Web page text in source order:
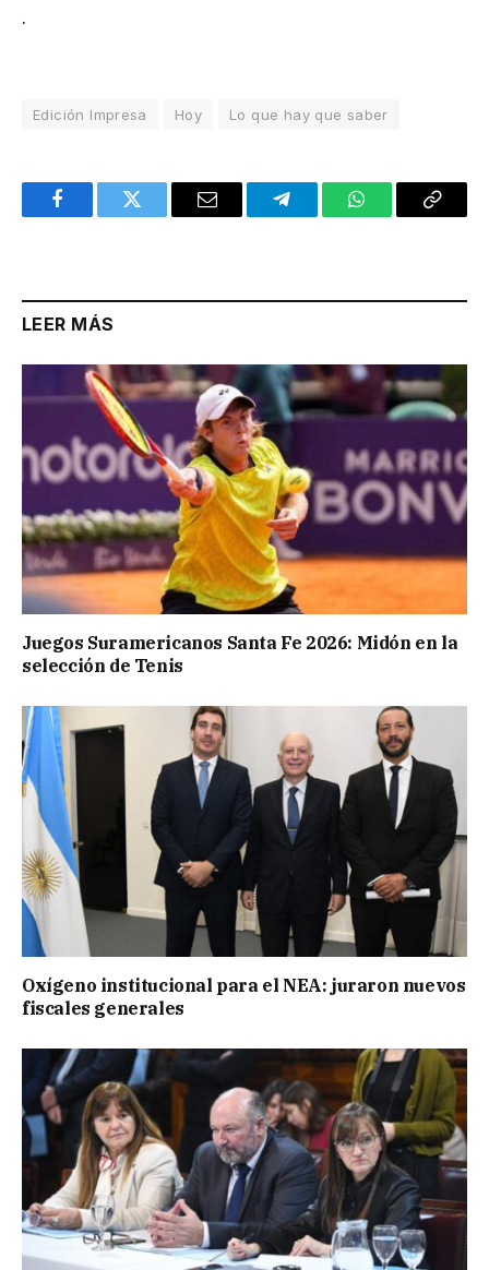
.
Edición Impresa Hoy Lo que hay que saber
FacebookTwitter Email TelegramWhatsAppCopy
LEER MÁS
Juegos Suramericanos Santa Fe 2026: Midón en la
selección de Tenis
Oxígeno institucional para el NEA: juraron nuevos
fiscales generales